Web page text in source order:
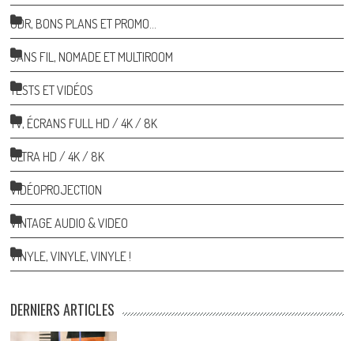
ODR, BONS PLANS ET PROMO…
SANS FIL, NOMADE ET MULTIROOM
TESTS ET VIDÉOS
TV, ÉCRANS FULL HD / 4K / 8K
ULTRA HD / 4K / 8K
VIDÉOPROJECTION
VINTAGE AUDIO & VIDEO
VINYLE, VINYLE, VINYLE !
DERNIERS ARTICLES